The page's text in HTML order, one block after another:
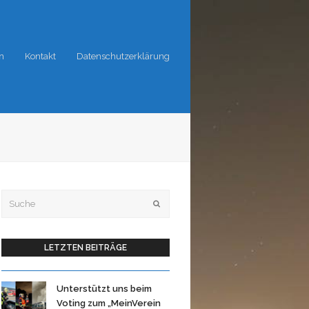
Kontakt Datenschutzerklärung
LETZTEN BEITRÄGE
Unterstützt uns beim
Voting zum „MeinVerein